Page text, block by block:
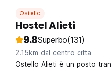
Ostello
Hostel Alieti
9.8Superbo(131)
2.15km dal centro citta
Ostello Alieti è un posto